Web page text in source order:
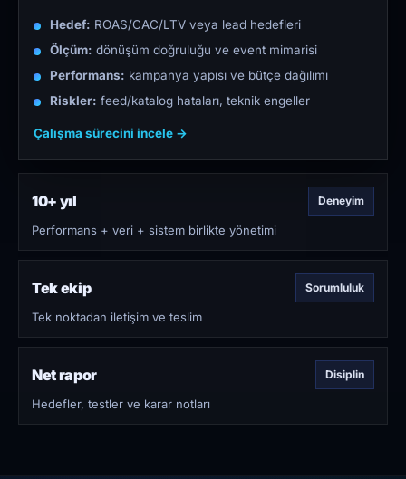
Hedef: ROAS/CAC/LTV veya lead hedefleri
Ölçüm: dönüşüm doğruluğu ve event mimarisi
Performans: kampanya yapısı ve bütçe dağılımı
Riskler: feed/katalog hataları, teknik engeller
Çalışma sürecini incele →
10+ yıl Deneyim
Performans + veri + sistem birlikte yönetimi
Tek ekip Sorumluluk
Tek noktadan iletişim ve teslim
Net rapor Disiplin
Hedefler, testler ve karar notları